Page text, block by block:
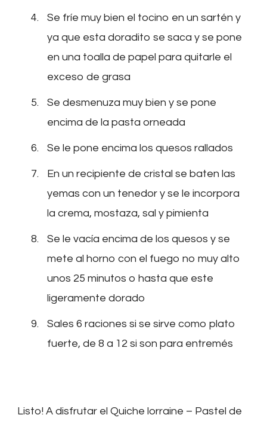
Se fríe muy bien el tocino en un sartén y
ya que esta doradito se saca y se pone
en una toalla de papel para quitarle el
exceso de grasa
Se desmenuza muy bien y se pone
encima de la pasta orneada
Se le pone encima los quesos rallados
En un recipiente de cristal se baten las
yemas con un tenedor y se le incorpora
la crema, mostaza, sal y pimienta
Se le vacía encima de los quesos y se
mete al horno con el fuego no muy alto
unos 25 minutos o hasta que este
ligeramente dorado
Sales 6 raciones si se sirve como plato
fuerte, de 8 a 12 si son para entremés
Listo! A disfrutar el Quiche lorraine – Pastel de